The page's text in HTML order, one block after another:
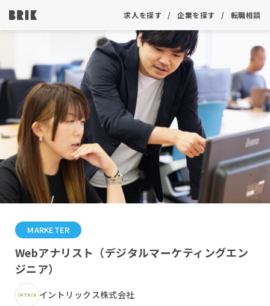
求人を探す 企業を探す 転職相談
MARKETER
Webアナリスト（デジタルマーケティングエン
ジニア）
イントリックス株式会社